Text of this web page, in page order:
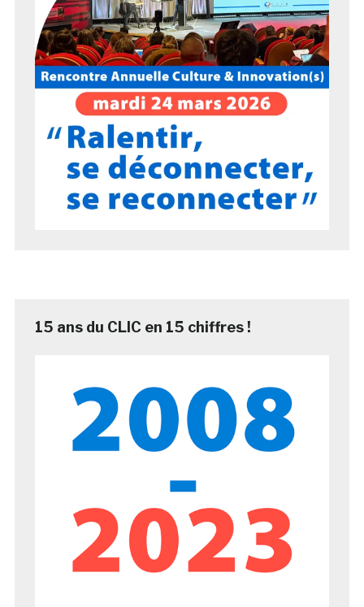
15 ans du CLIC en 15 chiffres !